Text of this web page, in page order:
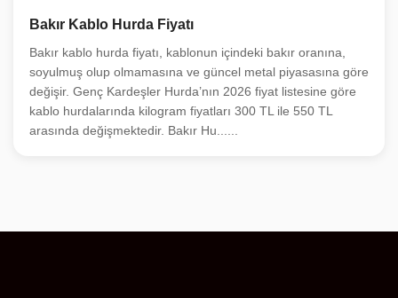
Bakır Kablo Hurda Fiyatı
Bakır kablo hurda fiyatı, kablonun içindeki bakır oranına,
soyulmuş olup olmamasına ve güncel metal piyasasına göre
değişir. Genç Kardeşler Hurda’nın 2026 fiyat listesine göre
kablo hurdalarında kilogram fiyatları 300 TL ile 550 TL
arasında değişmektedir. Bakır Hu......